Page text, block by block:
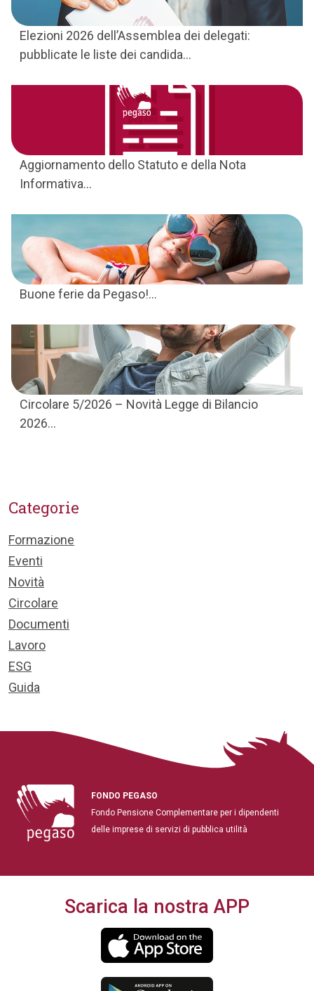
Elezioni 2026 dell’Assemblea dei delegati:
pubblicate le liste dei candida...
Aggiornamento dello Statuto e della Nota
Informativa...
Buone ferie da Pegaso!...
Circolare 5/2026 – Novità Legge di Bilancio
2026...
Categorie
Formazione
Eventi
Novità
Circolare
Documenti
Lavoro
ESG
Guida
FONDO PEGASO
Fondo Pensione Complementare per i dipendenti
delle imprese di servizi di pubblica utilità
Scarica la nostra APP